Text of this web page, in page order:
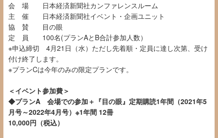
会 場 日本経済新聞社カンファレンスルーム
主 催 日本経済新聞社イベント・企画ユニット
協 賛 目の眼
定 員 100名(プランAとB合計参加人数）
※申込締切 4月21日（水）ただし先着順・定員に達し次第、受け
付け終了します。
※プランCは今年のみの限定プランです。
＜イベント参加費＞
◆プランA 会場での参加＋『目の眼』定期購読1年間（2021年5
月号～2022年4月号）※1年間 12冊
10,000円（税込）